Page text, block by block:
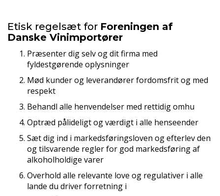
Etisk regelsæt for Foreningen af
Danske Vinimportører
Præsenter dig selv og dit firma med
fyldestgørende oplysninger
Mød kunder og leverandører fordomsfrit og med
respekt
Behandl alle henvendelser med rettidig omhu
Optræd pålideligt og værdigt i alle henseender
Sæt dig ind i markedsføringsloven og efterlev den
og tilsvarende regler for god markedsføring af
alkoholholdige varer
Overhold alle relevante love og regulativer i alle
lande du driver forretning i